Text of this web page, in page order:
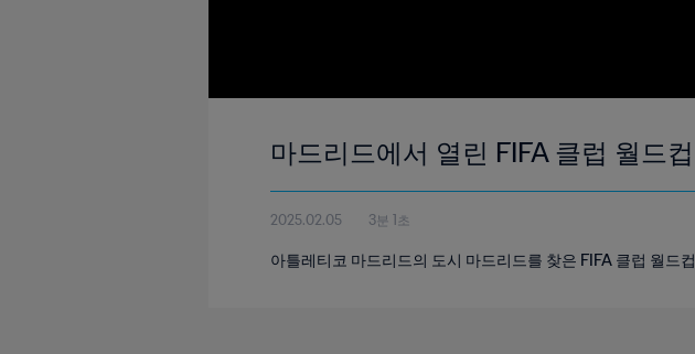
마드리드에서 열린 FIFA 클럽 월드
2025.02.05 3분 1초
아틀레티코 마드리드의 도시 마드리드를 찾은 FIFA 클럽 월드